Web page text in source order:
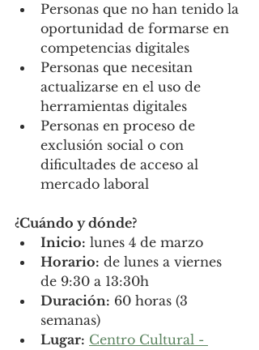
Personas que no han tenido la
oportunidad de formarse en
competencias digitales
Personas que necesitan
actualizarse en el uso de
herramientas digitales
Personas en proceso de
exclusión social o con
dificultades de acceso al
mercado laboral
¿Cuándo y dónde?
Inicio: lunes 4 de marzo
Horario: de lunes a viernes
de 9:30 a 13:30h
Duración: 60 horas (3
semanas)
Lugar: Centro Cultural -